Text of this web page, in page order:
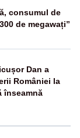
consumul de
de megawați”
Dan a
României la
înseamnă